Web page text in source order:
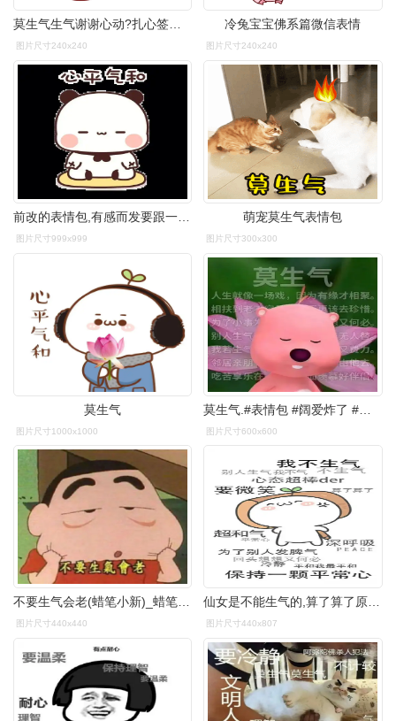
莫生气生气谢谢心动?扎心签合同搞搞搞涨涨涨推 荐一些3d练习
图片尺寸240x240
冷兔宝宝佛系篇微信表情
图片尺寸240x240
图片尺寸999x999
萌宠莫生气表情包
图片尺寸300x300
莫生气
图片尺寸1000x1000 图片尺寸600x600
不要生气会老(蜡笔小新)_蜡笔小新_生气_不要表情
图片尺寸440x440
仙女是不能生气的,算了算了原谅他 67_生气_保持理智_装逼_群聊表情
图片尺寸440x807